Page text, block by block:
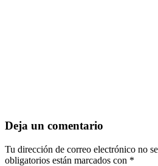
Deja un comentario
Tu dirección de correo electrónico no
obligatorios están marcados con *